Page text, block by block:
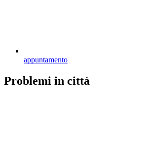
appuntamento
Problemi in città